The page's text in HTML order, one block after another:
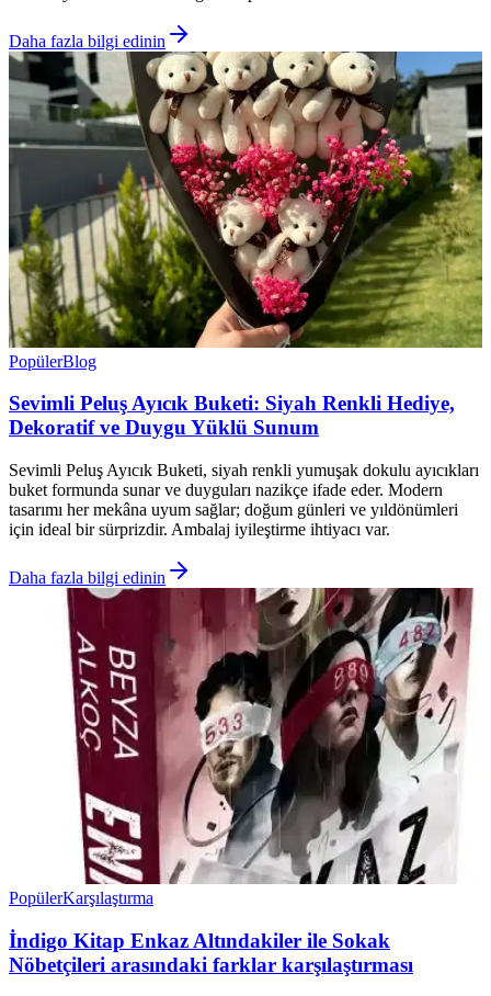
Daha fazla bilgi edinin
PopülerBlog
Sevimli Peluş Ayıcık Buketi: Siyah Renkli Hediye,
Dekoratif ve Duygu Yüklü Sunum
Sevimli Peluş Ayıcık Buketi, siyah renkli yumuşak dokulu ayıcıkları
buket formunda sunar ve duyguları nazikçe ifade eder. Modern
tasarımı her mekâna uyum sağlar; doğum günleri ve yıldönümleri
için ideal bir sürprizdir. Ambalaj iyileştirme ihtiyacı var.
Daha fazla bilgi edinin
PopülerKarşılaştırma
İndigo Kitap Enkaz Altındakiler ile Sokak
Nöbetçileri arasındaki farklar karşılaştırması